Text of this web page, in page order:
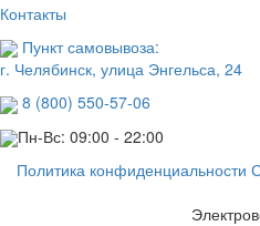
Контакты
Пункт самовывоза:
г. Челябинск, улица Энгельса, 24
8 (800) 550-57-06
Пн-Вс: 09:00 - 22:00
Политика конфиденциальности